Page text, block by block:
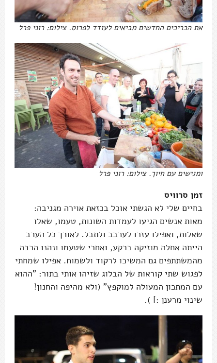
את הכריכים החדשים מביאים לעודד לפרוס. צילום: רוני פרל
ומגישים עם חיוך. צילום: רוני פרל
זמן סרוויס
בחיים שלי לא הגשתי אוכל בכזאת אוירה מגניבה:
מאות אנשים הגיעו לעמדות השונות, טעמו, שאלו
שאלות, ואפילו עזרו לערבב ולתבל. לאורך כל הערב
הייתה אחלה מוזיקה ברקע, ואחרי שטעמו ונהנו הרבה
מהמשתתפים גם המשיכו לרקוד ולשמוח. אפילו שמחתי
לפגוש שתי קוראות של הבלוג שזיהו אותי בתור: "ההוא
עם המתכון המעולה למוקפץ" (ולא מהיפה והחנון!
שינוי מרענן :] ).